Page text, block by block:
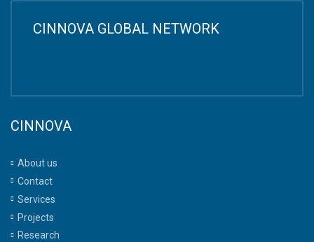
CINNOVA GLOBAL NETWORK
CINNOVA
About us
Contact
Services
Projects
Research